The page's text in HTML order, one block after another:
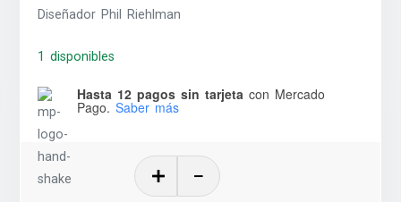
Diseñador Phil Riehlman
1 disponibles
Hasta 12 pagos sin tarjeta con Mercado
Pago. Saber más